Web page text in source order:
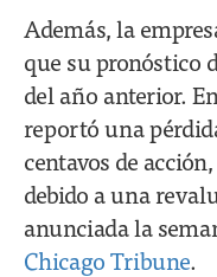
Además, la
que su pronóstico
del año anterior.
reportó una
centavos de
debido a una
anunciada la
Chicago Tribune.